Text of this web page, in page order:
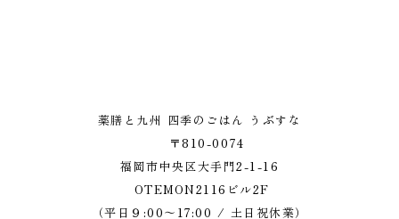
薬膳と九州 四季のごはん うぶすな
〒810-0074
福岡市中央区大手門2-1-16
OTEMON2116ビル2F
（平日９:00～17:00 / 土日祝休業）